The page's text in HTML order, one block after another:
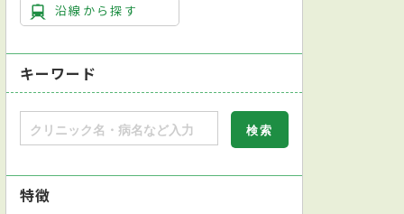
沿線から探す
キーワード
特徴